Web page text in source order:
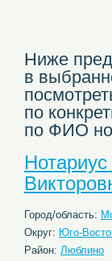
Ниже
в
по
по ФИО
Город/область:
Округ: Юго-
Район: Люблино